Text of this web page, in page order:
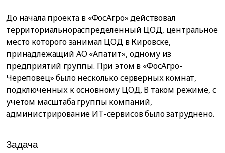
До начала проекта в «ФосАгро» действовал
территориальнораспределенный ЦОД, центральное
место которого занимал ЦОД в Кировске,
принадлежащий АО «Апатит», одному из
предприятий группы. При этом в «ФосАгро-
Череповец» было несколько серверных комнат,
подключенных к основному ЦОД. В таком режиме, с
учетом масштаба группы компаний,
администрирование ИТ-сервисов было затруднено.
Задача